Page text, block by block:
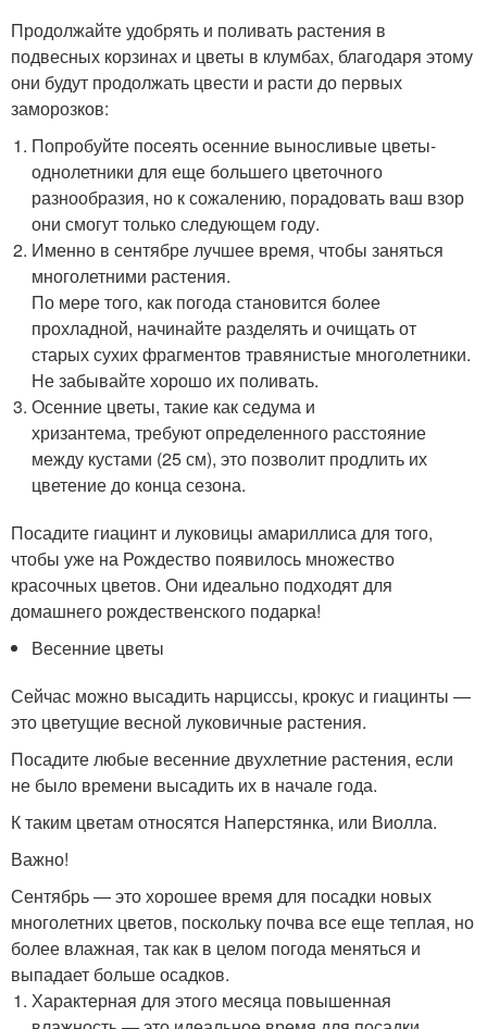
Продолжайте удобрять и поливать растения в
подвесных корзинах и цветы в клумбах, благодаря этому
они будут продолжать цвести и расти до первых
заморозков:
Попробуйте посеять осенние выносливые цветы-
однолетники для еще большего цветочного
разнообразия, но к сожалению, порадовать ваш взор
они смогут только следующем году.
Именно в сентябре лучшее время, чтобы заняться
многолетними растения.
По мере того, как погода становится более
прохладной, начинайте разделять и очищать от
старых сухих фрагментов травянистые многолетники.
Не забывайте хорошо их поливать.
Осенние цветы, такие как седума и
хризантема, требуют определенного расстояние
между кустами (25 см), это позволит продлить их
цветение до конца сезона.
Посадите гиацинт и луковицы амариллиса для того,
чтобы уже на Рождество появилось множество
красочных цветов. Они идеально подходят для
домашнего рождественского подарка!
Весенние цветы
Сейчас можно высадить нарциссы, крокус и гиацинты —
это цветущие весной луковичные растения.
Посадите любые весенние двухлетние растения, если
не было времени высадить их в начале года.
К таким цветам относятся Наперстянка, или Виолла.
Важно!
Сентябрь — это хорошее время для посадки новых
многолетних цветов, поскольку почва все еще теплая, но
более влажная, так как в целом погода меняться и
выпадает больше осадков.
Характерная для этого месяца повышенная